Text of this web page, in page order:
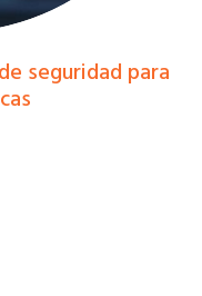
seguridad para